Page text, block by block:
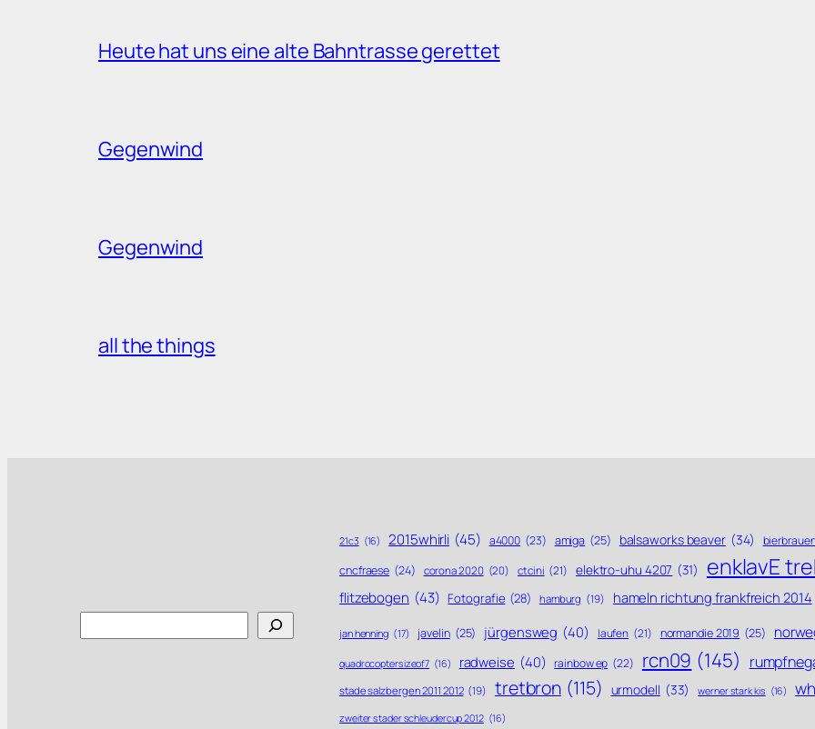
Heute hat uns eine alte Bahntrasse gerettet
Gegenwind
Gegenwind
all the things
21c3 (16) 2015whirli (45) a4000 (23) amiga (25) balsaworks beaver (34)
cncfraese (24) corona 2020 (20) ctcini (21) elektro-uhu 4207 (31) enklavE
flitzebogen (43) Fotografie (28) hamburg (19) hameln richtung frankfreich 2014
jan henning (17) javelin (25) jürgensweg (40) laufen (21) normandie 2019 (25)
quadrocoptersizeof7 (16) radweise (40) rainbow ep (22) rcn09 (145)
stade salzbergen 2011 2012 (19) tretbron (115) urmodell (33) werner stark kis (16)
zweiter stader schleudercup 2012 (16)